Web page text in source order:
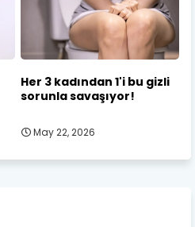
Her 3 kadından 1'i bu gizli
sorunla savaşıyor!
May 22, 2026